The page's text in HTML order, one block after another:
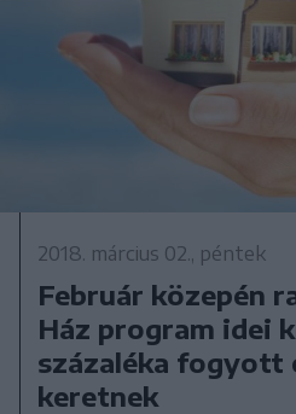
2018. március 02., péntek
Február közepén
Ház program idei
százaléka fogyott
keretnek